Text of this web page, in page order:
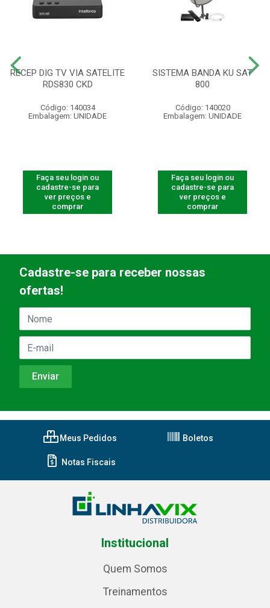
RECEP DIG TV VIA SATELITE
RDS830 CKD
Código: 140034
Embalagem: UNIDADE
Faça seu login ou
cadastre-se para
ver preços e
comprar
SISTEMA BANDA KU SAT
800
Código: 140020
Embalagem: UNIDADE
Faça seu login ou
cadastre-se para
ver preços e
comprar
Cadastre-se para receber nossas
ofertas!
Meus Pedidos Boletos
Notas Fiscais
Institucional
Quem Somos
Treinamentos